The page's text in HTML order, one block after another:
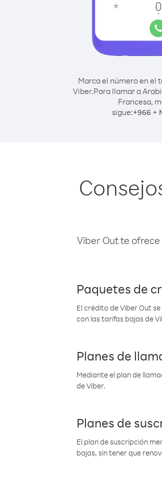
Marca el número en el
Viber.Para llamar a
Francesa,
sigue:+966 +
Viber Out te
Paquetes de
El crédito de Viber Out
con las tarifas bajas de
Planes de
Mediante el plan de
de Viber.
Planes de
El plan de suscripción
bajas, sin tener que